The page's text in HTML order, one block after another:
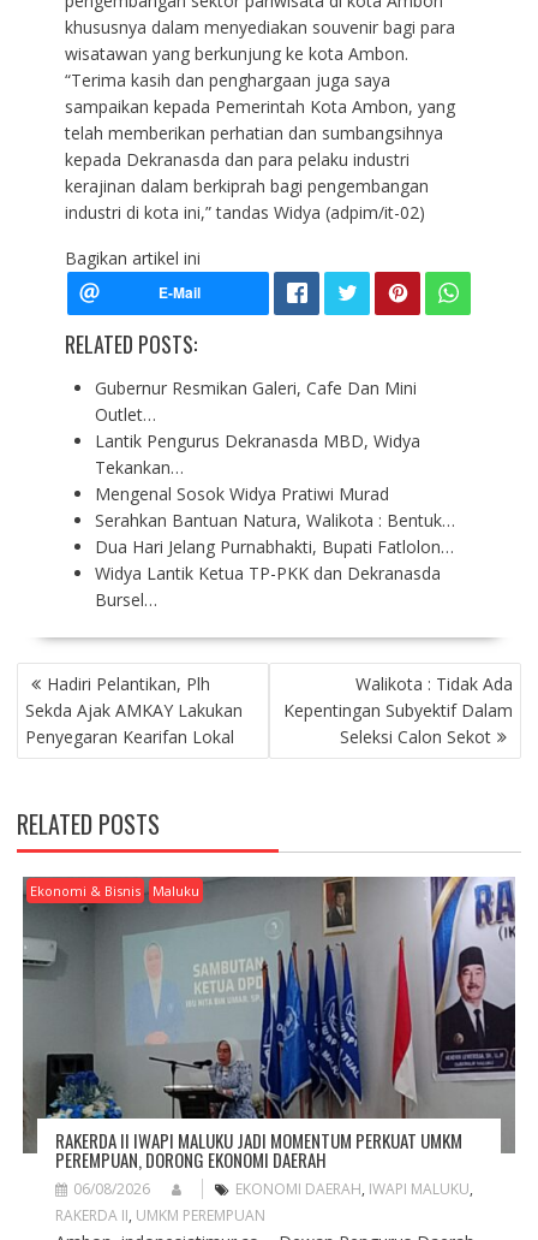
khususnya dalam menyediakan souvenir bagi para
wisatawan yang berkunjung ke kota Ambon.
“Terima kasih dan penghargaan juga saya
sampaikan kepada Pemerintah Kota Ambon, yang
telah memberikan perhatian dan sumbangsihnya
kepada Dekranasda dan para pelaku industri
kerajinan dalam berkiprah bagi pengembangan
industri di kota ini,” tandas Widya (adpim/it-02)
Bagikan artikel ini
RELATED POSTS:
Gubernur Resmikan Galeri, Cafe Dan Mini
Outlet…
Lantik Pengurus Dekranasda MBD, Widya
Tekankan…
Mengenal Sosok Widya Pratiwi Murad
Serahkan Bantuan Natura, Walikota : Bentuk…
Dua Hari Jelang Purnabhakti, Bupati Fatlolon…
Widya Lantik Ketua TP-PKK dan Dekranasda
Bursel…
P
O
S
T
A
V
I
G
A
T
Hadiri Pelantikan, Plh
Sekda Ajak AMKAY Lakukan
Penyegaran Kearifan Lokal
Walikota : Tidak Ada
Kepentingan Subyektif Dalam
Seleksi Calon Sekot
RELATED POSTS
Ekonomi & Bisnis Maluku
RAKERDA II IWAPI MALUKU JADI MOMENTUM PERKUAT UMKM
PEREMPUAN, DORONG EKONOMI DAERAH
06/08/2026 EKONOMI DAERAH, IWAPI MALUKU,
RAKERDA II, UMKM PEREMPUAN